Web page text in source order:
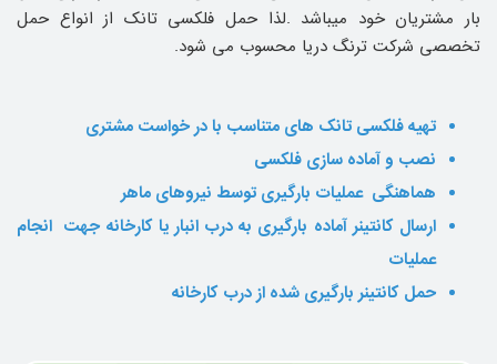
بار مشتریان خود میباشد .لذا حمل فلکسی تانک از انواع حمل
تخصصی شرکت ترنگ دریا محسوب می شود.
تهیه فلکسی تانک های متناسب با در خواست مشتری
نصب و آماده سازی فلکسی
هماهنگی عملیات بارگیری توسط نیروهای ماهر
ارسال کانتینر آماده بارگیری به درب انبار یا کارخانه جهت انجام
عملیات
حمل کانتینر بارگیری شده از درب کارخانه